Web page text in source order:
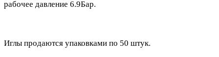
рабочее давление 6.9Бар.
Иглы продаются упаковками по 50 штук.